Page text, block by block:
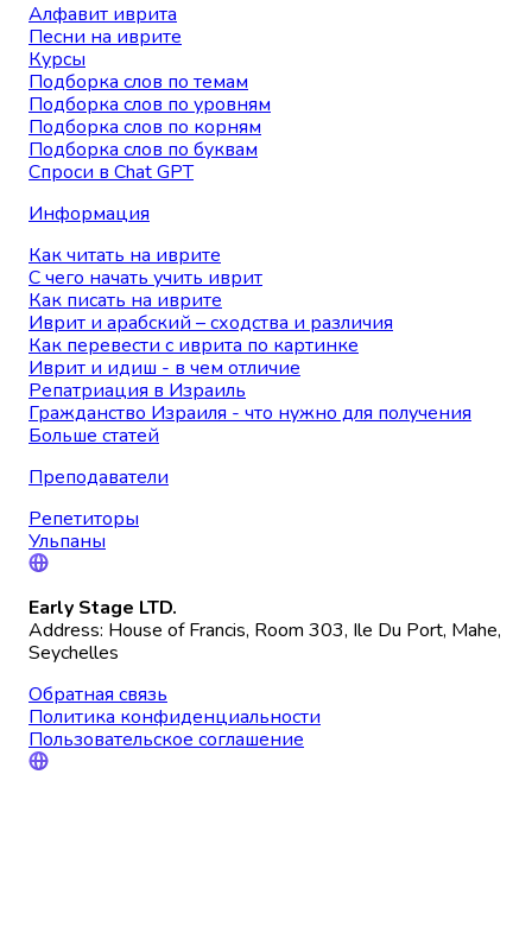
Алфавит иврита
Песни на иврите
Курсы
Подборка слов по темам
Подборка слов по уровням
Подборка слов по корням
Подборка слов по буквам
Спроси в Chat GPT
Информация
Как читать на иврите
С чего начать учить иврит
Как писать на иврите
Иврит и арабский – сходства и различия
Как перевести с иврита по картинке
Иврит и идиш - в чем отличие
Репатриация в Израиль
Гражданство Израиля - что нужно для получения
Больше статей
Преподаватели
Репетиторы
Ульпаны
Early Stage LTD.
Address: House of Francis, Room 303, Ile Du Port, Mahe,
Seychelles
Обратная связь
Политика конфиденциальности
Пользовательское соглашение